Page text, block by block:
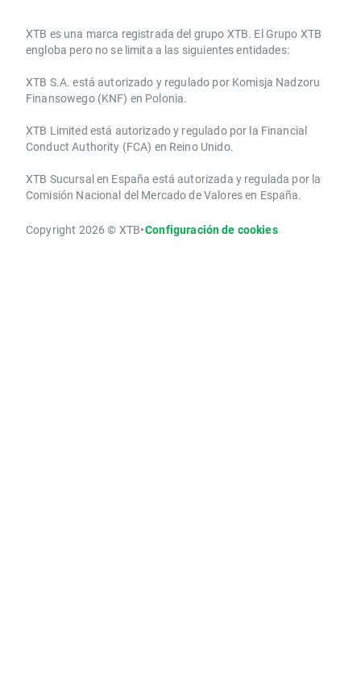
​​XTB es una marca registrada del grupo XTB. El Grupo XTB
engloba pero no se limita a las siguientes entidades:
XTB S.A.​ está autorizado y regulado por Komisja Nadzoru
Finansowego (KNF) ​en Polonia.
XTB Limited ​está autorizado y regulado por la ​Financial
Conduct Authority ​(FCA) en ​​Reino Unido.
XTB Sucursal en España está autorizada y regulada por la
Comisión Nacional del Mercado de Valores en España.
Copyright 2026 © XTB•Configuración de cookies